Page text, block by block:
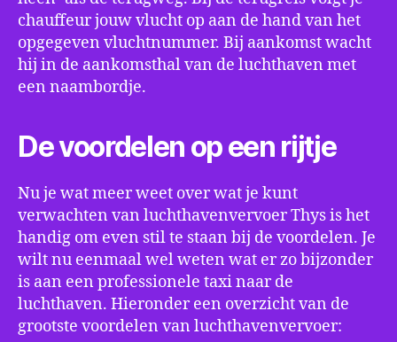
chauffeur jouw vlucht op aan de hand van het
opgegeven vluchtnummer. Bij aankomst wacht
hij in de aankomsthal van de luchthaven met
een naambordje.
De voordelen op een rijtje
Nu je wat meer weet over wat je kunt
verwachten van luchthavenvervoer Thys is het
handig om even stil te staan bij de voordelen. Je
wilt nu eenmaal wel weten wat er zo bijzonder
is aan een professionele taxi naar de
luchthaven. Hieronder een overzicht van de
grootste voordelen van luchthavenvervoer: